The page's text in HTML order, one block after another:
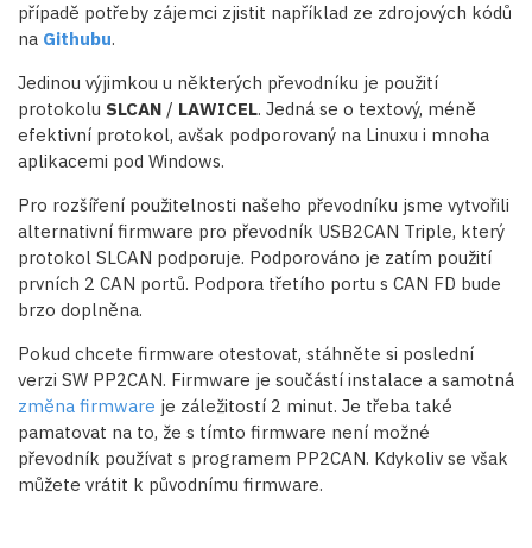
případě potřeby zájemci zjistit například ze zdrojových kódů
na Githubu.
Jedinou výjimkou u některých převodníku je použití
protokolu SLCAN / LAWICEL. Jedná se o textový, méně
efektivní protokol, avšak podporovaný na Linuxu i mnoha
aplikacemi pod Windows.
Pro rozšíření použitelnosti našeho převodníku jsme vytvořili
alternativní firmware pro převodník USB2CAN Triple, který
protokol SLCAN podporuje. Podporováno je zatím použití
prvních 2 CAN portů. Podpora třetího portu s CAN FD bude
brzo doplněna.
Pokud chcete firmware otestovat, stáhněte si poslední
verzi SW PP2CAN. Firmware je součástí instalace a samotná
změna firmware je záležitostí 2 minut. Je třeba také
pamatovat na to, že s tímto firmware není možné
převodník používat s programem PP2CAN. Kdykoliv se však
můžete vrátit k původnímu firmware.